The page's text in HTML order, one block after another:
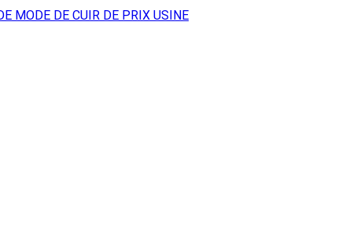
MODE DE CUIR DE PRIX USINE